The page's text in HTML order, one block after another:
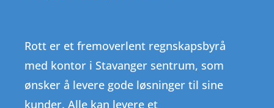
Rott er et fremoverlent regnskapsbyrå
med kontor i Stavanger sentrum, som
ønsker å levere gode løsninger til sine
kunder. Alle kan levere et